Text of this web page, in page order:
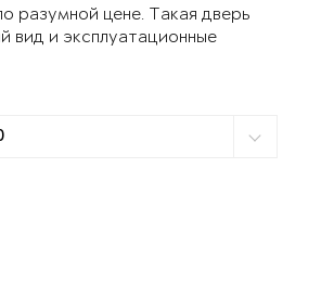
разумной цене. Такая дверь
вид и эксплуатационные